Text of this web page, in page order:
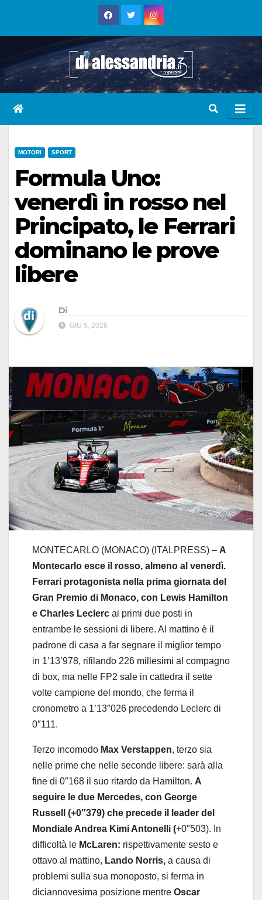
MOTORI SPORT
Formula Uno:
venerdì in rosso nel
Principato, le Ferrari
dominano le prove
libere
Di
GIU 5, 2026
MONTECARLO (MONACO) (ITALPRESS) – A
Montecarlo esce il rosso, almeno al venerdì.
Ferrari protagonista nella prima giornata del
Gran Premio di Monaco, con Lewis Hamilton
e Charles Leclerc ai primi due posti in
entrambe le sessioni di libere. Al mattino è il
padrone di casa a far segnare il miglior tempo
in 1’13’978, rifilando 226 millesimi al compagno
di box, ma nelle FP2 sale in cattedra il sette
volte campione del mondo, che ferma il
cronometro a 1’13″026 precedendo Leclerc di
0″111.
Terzo incomodo Max Verstappen, terzo sia
nelle prime che nelle seconde libere: sarà alla
fine di 0″168 il suo ritardo da Hamilton. A
seguire le due Mercedes, con George
Russell (+0″379) che precede il leader del
Mondiale Andrea Kimi Antonelli (+0″503). In
difficoltà le McLaren: rispettivamente sesto e
ottavo al mattino, Lando Norris, a causa di
problemi sulla sua monoposto, si ferma in
diciannovesima posizione mentre Oscar